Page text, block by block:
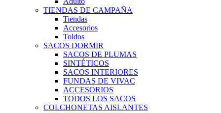
TIENDAS DE CAMPAÑA
Tiendas
Accesorios
Toldos
SACOS DORMIR
SACOS DE PLUMAS
SINTÉTICOS
SACOS INTERIORES
FUNDAS DE VIVAC
ACCESORIOS
TODOS LOS SACOS
COLCHONETAS AISLANTES